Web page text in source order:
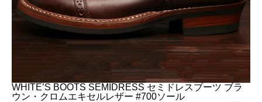
WHITE’S BOOTS SEMIDRESS セミドレスブーツ ブラ
ウン・クロムエキセルレザー #700ソール